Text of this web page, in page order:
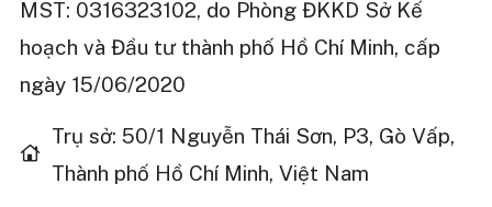
MST: 0316323102, do Phòng ĐKKD Sở Kế
hoạch và Đầu tư thành phố Hồ Chí Minh, cấp
ngày 15/06/2020
Trụ sở: 50/1 Nguyễn Thái Sơn, P3, Gò Vấp,
Thành phố Hồ Chí Minh, Việt Nam